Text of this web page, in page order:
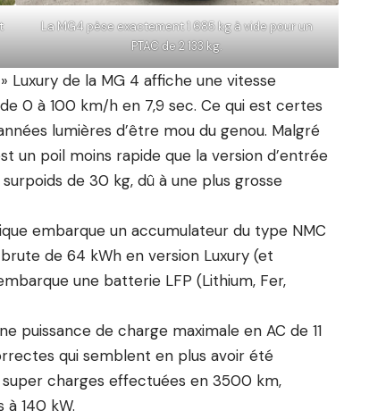
La MG4 pèse exactement 1 685 kg à vide pour un
PTAC de 2 133 kg.
Luxury de la MG 4 affiche une vitesse
0 à 100 km/h en 7,9 sec. Ce qui est certes
lumières d’être mou du genou. Malgré
un poil moins rapide que la version d’entrée
de 30 kg, dû à une plus grosse
embarque un accumulateur du type NMC
de 64 kWh en version Luxury (et
une batterie LFP (Lithium, Fer,
puissance de charge maximale en AC de 11
qui semblent en plus avoir été
charges effectuées en 3500 km,
140 kW.